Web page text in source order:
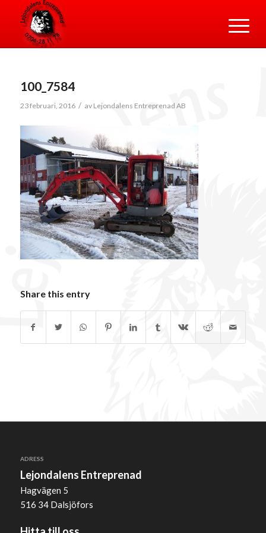
100_7584
23 februari, 2016 / av Lejondalens Entreprenad AB
Share this entry
ADRESS
Lejondalens Entreprenad
Hagvägen 5
516 34 Dalsjöfors